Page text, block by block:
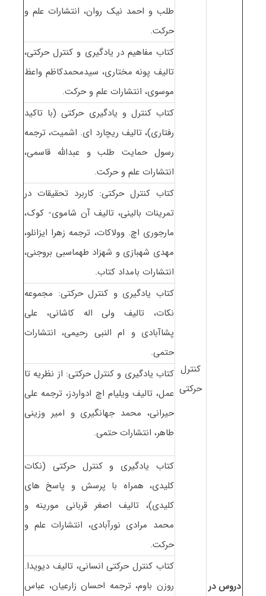
دروس در
کنترل
حرکتی
طلب و احمد نیک روان، انتشارات علم و
حرکت.
کتاب مفاهیم در یادگیری و کنترل حرکتی،
تالیف پونه مختاری، سیدمحمدکاظم واعظ
موسوی، انتشارات علم و حرکت.
کتاب کنترل و یادگیری حرکتی (با تاکید
رفتاری)، تالیف ریچارد ای. اشمیت، ترجمه
رسول حمایت طلب و عبدالله قاسمی،
انتشارات علم و حرکت.
کتاب کنترل حرکتی: کاربرد تحقیقات در
تمرینات بالینی، تالیف آن شاموی- کوک،
مارجوری اچ. وولاکات، ترجمه زهرا ایزانلو،
مهدی شهبازی و شهزاد طهماسبی بروجنی،
انتشارات بامداد کتاب.
کتاب یادگیری و کنترل حرکتی: مجموعه
نکات، تالیف ولی اله کاشانی، علی
پشاآبادی و ام النبی رحیمی، انتشارات
حتمی.
کتاب یادگیری و کنترل حرکتی: از نظریه تا
عمل، تالیف ویلیام اچ ادواردز، ترجمه علی
حیرانی، محمد جهانگیری و امیر وزینی
طاهر، انتشارات حتمی.
کتاب یادگیری و کنترل حرکتی (نکات
کلیدی، همراه با پرسش و پاسخ های
کلیدی)، تالیف اصغر قربانی مورینه و
محمد مرادی نورآبادی، انتشارات علم و
حرکت.
کتاب کنترل حرکتی انسانی، تالیف دیویدا.
روزن باوم، ترجمه احسان زارعیان، عباس